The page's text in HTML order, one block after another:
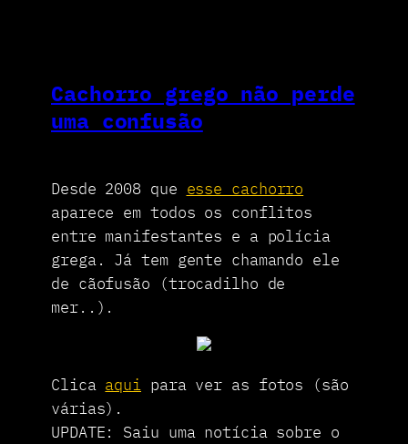
Cachorro grego não perde
uma confusão
Desde 2008 que esse cachorro
aparece em todos os conflitos
entre manifestantes e a polícia
grega. Já tem gente chamando ele
de cãofusão (trocadilho de
mer..).
Clica aqui para ver as fotos (são
várias).
UPDATE: Saiu uma notícia sobre o